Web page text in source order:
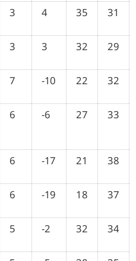
3 4 35 31
3 3 32 29
7 -10 22 32
6 -6 27 33
6 -17 21 38
6 -19 18 37
5 -2 32 34